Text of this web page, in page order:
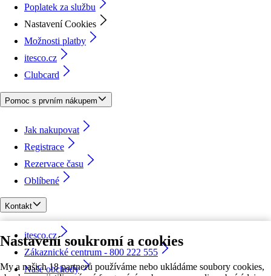
Nastavení soukromí a cookies
My a našich 18 partnerů používáme nebo ukládáme soubory cookies,
Poplatek za službu
Nastavení Cookies
Možnosti platby
itesco.cz
Clubcard
Pomoc s prvním nákupem
Jak nakupovat
Registrace
Rezervace času
Oblíbené
Kontakt
itesco.cz
Zákaznické centrum - 800 222 555
Naše obchody